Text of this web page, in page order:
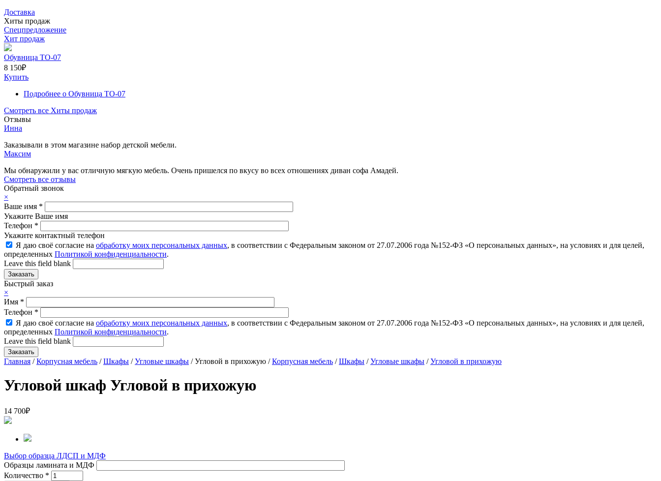
Доставка
Хиты продаж
Спецпредложение
Хит продаж
Обувница ТО-07
8 150₽
Купить
Подробнее о Обувница ТО-07
Смотреть все Хиты продаж
Отзывы
Инна
Заказывали в этом магазине набор детской мебели.
Максим
Мы обнаружили у вас отличную мягкую мебель. Очень пришелся по вкусу во всех отношениях диван софа Амадей.
Смотреть все отзывы
Обратный звонок
×
Ваше имя *
Укажите Ваше имя
Телефон *
Укажите контактный телефон
Я даю своё согласие на обработку моих персональных данных, в соответствии с Федеральным законом от 27.07.2006 года №152-ФЗ «О персональных данных», на условиях и для целей,
определенных Политикой конфиденциальности.
Leave this field blank
Быстрый заказ
×
Имя *
Телефон *
Я даю своё согласие на обработку моих персональных данных, в соответствии с Федеральным законом от 27.07.2006 года №152-ФЗ «О персональных данных», на условиях и для целей,
определенных Политикой конфиденциальности.
Leave this field blank
Главная /Корпусная мебель /Шкафы /Угловые шкафы / Угловой в прихожую /Корпусная мебель /Шкафы /Угловые шкафы /Угловой в прихожую
Угловой шкаф Угловой в прихожую
14 700₽
Выбор образца ЛДСП и МДФ
Образцы ламината и МДФ
Количество *